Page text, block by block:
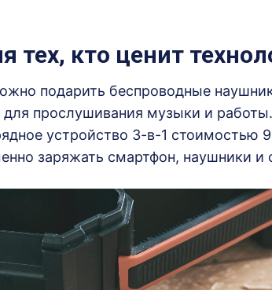
тех, кто ценит
подарить беспроводные
прослушивания музыки и
устройство 3-в-1 стоимостью
заряжать смартфон, наушники и